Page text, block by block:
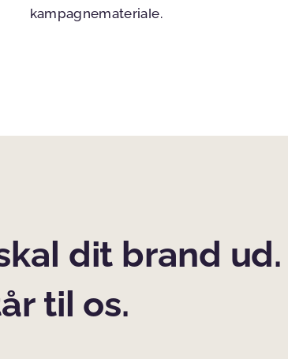
kampagnemateriale.
dit brand
til os.